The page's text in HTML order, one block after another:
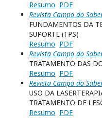
Resumo PDF
Revista Campo do
FUNDAMENTOS DA
SUPORTE (TPS)
Resumo PDF
Revista Campo do
TRATAMENTO DAS
Resumo PDF
Revista Campo do
USO DA
TRATAMENTO DE
Resumo PDF